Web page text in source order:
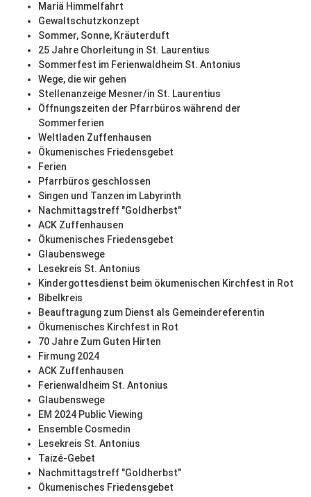
Mariä Himmelfahrt
Gewaltschutzkonzept
Sommer, Sonne, Kräuterduft
25 Jahre Chorleitung in St. Laurentius
Sommerfest im Ferienwaldheim St. Antonius
Wege, die wir gehen
Stellenanzeige Mesner/in St. Laurentius
Öffnungszeiten der Pfarrbüros während der
Sommerferien
Weltladen Zuffenhausen
Ökumenisches Friedensgebet
Ferien
Pfarrbüros geschlossen
Singen und Tanzen im Labyrinth
Nachmittagstreff "Goldherbst"
ACK Zuffenhausen
Ökumenisches Friedensgebet
Glaubenswege
Lesekreis St. Antonius
Kindergottesdienst beim ökumenischen Kirchfest in Rot
Bibelkreis
Beauftragung zum Dienst als Gemeindereferentin
Ökumenisches Kirchfest in Rot
70 Jahre Zum Guten Hirten
Firmung 2024
ACK Zuffenhausen
Ferienwaldheim St. Antonius
Glaubenswege
EM 2024 Public Viewing
Ensemble Cosmedin
Lesekreis St. Antonius
Taizé-Gebet
Nachmittagstreff "Goldherbst"
Ökumenisches Friedensgebet